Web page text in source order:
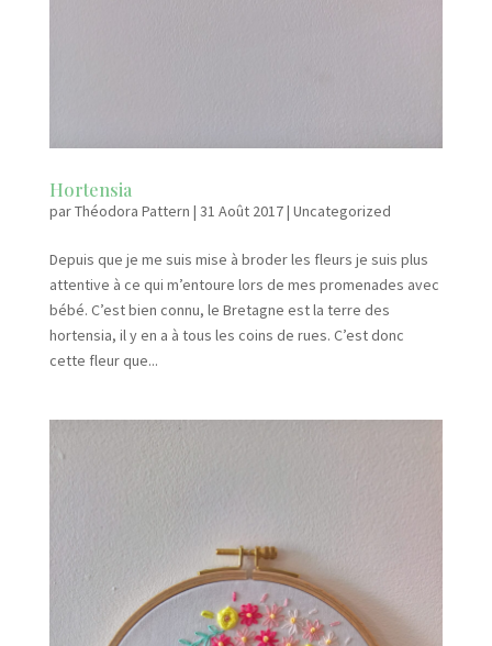
Hortensia
parThéodora Pattern | 31 Août 2017| Uncategorized
Depuis que je me suis mise à broder les fleurs je suis plus
attentive à ce qui m’entoure lors de mes promenades avec
bébé. C’est bien connu, le Bretagne est la terre des
hortensia, il y en a à tous les coins de rues. C’est donc
cette fleur que...